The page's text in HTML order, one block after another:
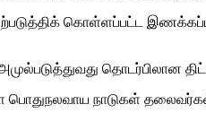
கொள்ளப்பட்ட
தொடர்பிலான
நாடுகள் தலைவர்கள்